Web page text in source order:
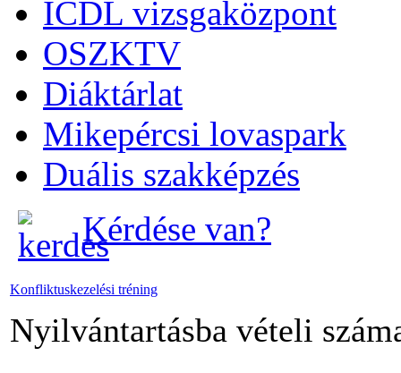
ICDL vizsgaközpont
OSZKTV
Diáktárlat
Mikepércsi lovaspark
Duális szakképzés
Kérdése van?
Konfliktuskezelési tréning
Nyilvántartásba vételi